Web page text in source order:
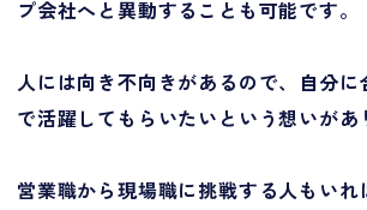
プ会社へと異動することも可能です。
人には向き不向きがあるので、自分
で活躍してもらいたいという想いがあ
営業職から現場職に挑戦する人もいれ